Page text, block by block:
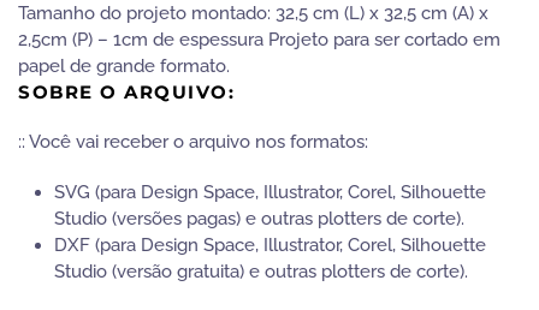
Tamanho do projeto montado: 32,5 cm (L) x 32,5 cm (A) x
2,5cm (P) – 1cm de espessura Projeto para ser cortado em
papel de grande formato.
SOBRE O ARQUIVO:
:: Você vai receber o arquivo nos formatos:
SVG (para Design Space, Illustrator, Corel, Silhouette
Studio (versões pagas) e outras plotters de corte).
DXF (para Design Space, Illustrator, Corel, Silhouette
Studio (versão gratuita) e outras plotters de corte).